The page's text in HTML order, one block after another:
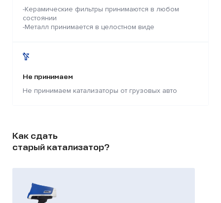
-Керамические фильтры принимаются в любом
состоянии
-Металл принимается в целостном виде
Не принимаем
Не принимаем катализаторы от грузовых авто
Как сдать
старый катализатор?